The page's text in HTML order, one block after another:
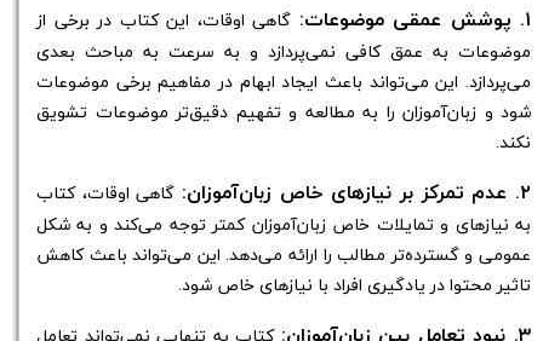
۱. پوشش عمقی موضوعات:
گاهی اوقات، این کتاب در برخی از
موضوعات به عمق کافی نمی‌پردازد و به سرعت به مباحث بعدی
می‌پردازد. این می‌تواند باعث ایجاد ابهام در مفاهیم برخی موضوعات
شود و زبان‌آموزان را به مطالعه و تفهیم دقیق‌تر موضوعات تشویق
نکند.
۲. عدم تمرکز بر نیازهای خاص زبان‌آموزان:
گاهی اوقات، کتاب
به نیازهای و تمایلات خاص زبان‌آموزان کمتر توجه می‌کند و به شکل
عمومی و گسترده‌تر مطالب را ارائه می‌دهد. این می‌تواند باعث کاهش
تاثیر محتوا در یادگیری افراد با نیازهای خاص شود.
کتاب به تنهایی نمی‌تواند تعامل